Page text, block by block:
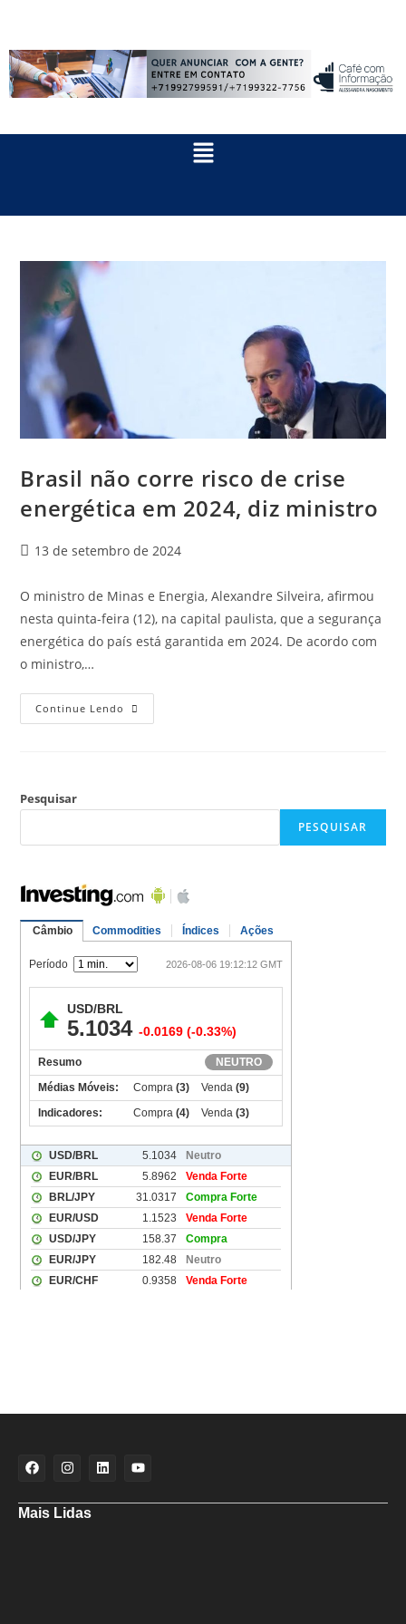
Brasil não corre risco de crise
energética em 2024, diz ministro
13 de setembro de 2024
O ministro de Minas e Energia, Alexandre Silveira, afirmou
nesta quinta-feira (12), na capital paulista, que a segurança
energética do país está garantida em 2024. De acordo com
o ministro,…
Continue Lendo
Pesquisar
PESQUISAR
Mais Lidas